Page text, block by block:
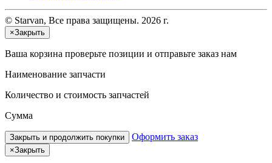
© Starvan, Все права защищены. 2026 г.
×Закрыть
Ваша корзина проверьте позиции и отправьте заказ нам
Наименование запчасти
Количество и стоимость запчастей
Сумма
Закрыть и продолжить покупки Оформить заказ
×Закрыть